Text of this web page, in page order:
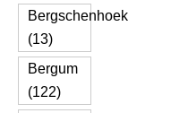
Bergschenhoek
(13)
Bergum
(122)